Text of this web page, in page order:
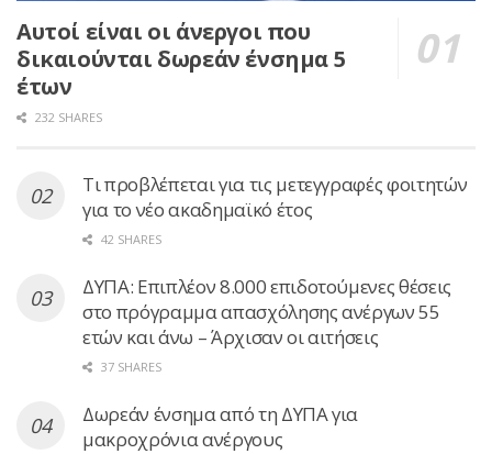
Αυτοί είναι οι άνεργοι που
δικαιούνται δωρεάν ένσημα 5
έτων
232 SHARES
Τι προβλέπεται για τις μετεγγραφές φοιτητών
για το νέο ακαδημαϊκό έτος
42 SHARES
ΔΥΠΑ: Επιπλέον 8.000 επιδοτούμενες θέσεις
στο πρόγραμμα απασχόλησης ανέργων 55
ετών και άνω – Άρχισαν οι αιτήσεις
37 SHARES
Δωρεάν ένσημα από τη ΔΥΠΑ για
μακροχρόνια ανέργους